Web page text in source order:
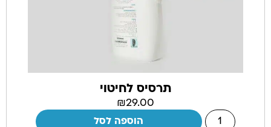
תרסיס לחיטוי
₪29.00
הוספה לסל